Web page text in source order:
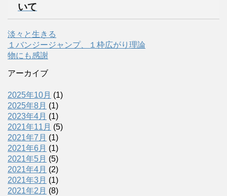
いて
淡々と生きる
１バンジージャンプ、１枠広がり理論
物にも感謝
アーカイブ
2025年10月 (1)
2025年8月 (1)
2023年4月 (1)
2021年11月 (5)
2021年7月 (1)
2021年6月 (1)
2021年5月 (5)
2021年4月 (2)
2021年3月 (1)
2021年2月 (8)